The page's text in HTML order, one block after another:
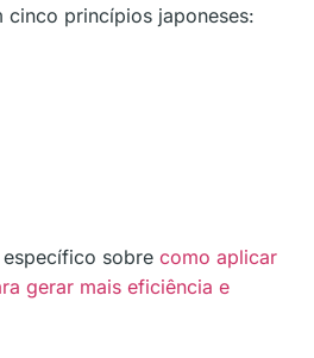
cinco princípios japoneses:
sobre como aplicar
gerar mais eficiência e